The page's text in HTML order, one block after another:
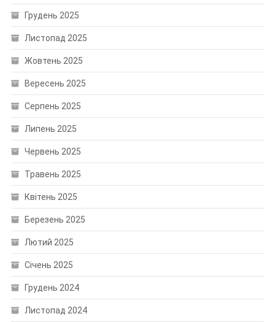
Грудень 2025
Листопад 2025
Жовтень 2025
Вересень 2025
Серпень 2025
Липень 2025
Червень 2025
Травень 2025
Квітень 2025
Березень 2025
Лютий 2025
Січень 2025
Грудень 2024
Листопад 2024